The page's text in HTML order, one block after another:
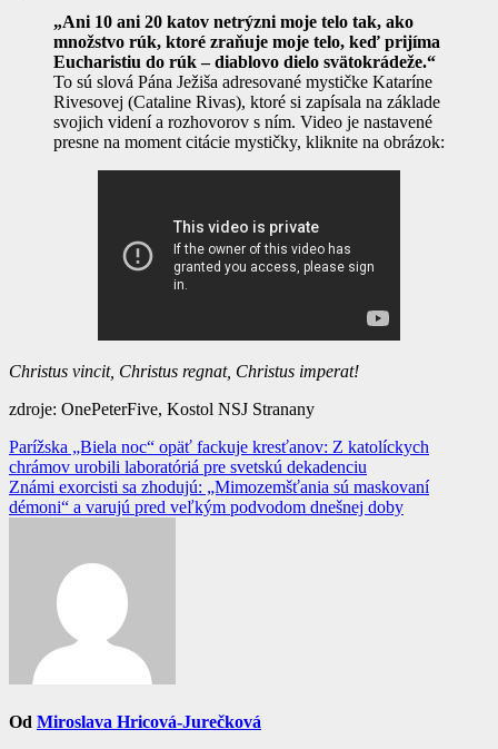
„Ani 10 ani 20 katov netrýzni moje telo tak, ako
množstvo rúk, ktoré zraňuje moje telo, keď prijíma
Eucharistiu do rúk – diablovo dielo svätokrádeže.“
To sú slová Pána Ježiša adresované mystičke Kataríne
Rivesovej (Cataline Rivas), ktoré si zapísala na základe
svojich videní a rozhovorov s ním. Video je nastavené
presne na moment citácie mystičky, kliknite na obrázok:
Christus vincit, Christus regnat, Christus imperat!
zdroje: OnePeterFive, Kostol NSJ Stranany
Navigácia
v
článku
Parížska „Biela noc“ opäť fackuje kresťanov: Z katolíckych
chrámov urobili laboratóriá pre svetskú dekadenciu
Známi exorcisti sa zhodujú: „Mimozemšťania sú maskovaní
démoni“ a varujú pred veľkým podvodom dnešnej doby
Od Miroslava Hricová-Jurečková